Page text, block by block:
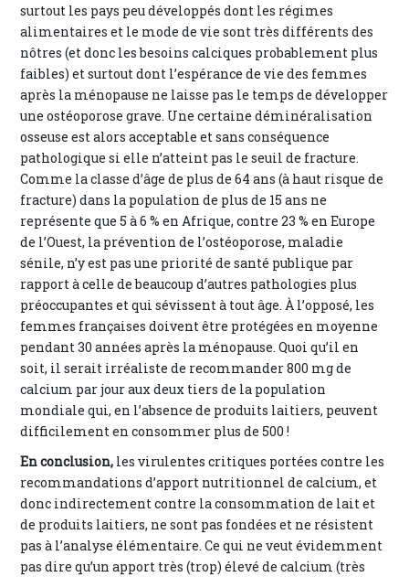
surtout les pays peu développés dont les régimes
alimentaires et le mode de vie sont très différents des
nôtres (et donc les besoins calciques probablement plus
faibles) et surtout dont l’espérance de vie des femmes
après la ménopause ne laisse pas le temps de développer
une ostéoporose grave. Une certaine déminéralisation
osseuse est alors acceptable et sans conséquence
pathologique si elle n’atteint pas le seuil de fracture.
Comme la classe d’âge de plus de 64 ans (à haut risque de
fracture) dans la population de plus de 15 ans ne
représente que 5 à 6 % en Afrique, contre 23 % en Europe
de l’Ouest, la prévention de l’ostéoporose, maladie
sénile, n’y est pas une priorité de santé publique par
rapport à celle de beaucoup d’autres pathologies plus
préoccupantes et qui sévissent à tout âge. À l’opposé, les
femmes françaises doivent être protégées en moyenne
pendant 30 années après la ménopause. Quoi qu’il en
soit, il serait irréaliste de recommander 800 mg de
calcium par jour aux deux tiers de la population
mondiale qui, en l’absence de produits laitiers, peuvent
difficilement en consommer plus de 500 !
En conclusion, les virulentes critiques portées contre les
recommandations d’apport nutritionnel de calcium, et
donc indirectement contre la consommation de lait et
de produits laitiers, ne sont pas fondées et ne résistent
pas à l’analyse élémentaire. Ce qui ne veut évidemment
pas dire qu’un apport très (trop) élevé de calcium (très